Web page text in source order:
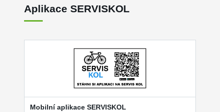
Aplikace SERVISKOL
Mobilní aplikace SERVISKOL